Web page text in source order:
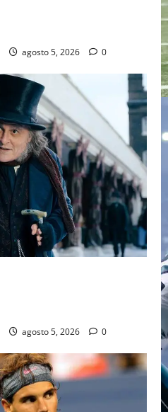
agosto 5, 2026 0
agosto 5, 2026 0